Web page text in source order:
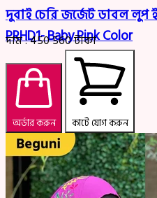
দুবাই চেরি জর্জেট ডাবল লুপ
PRHD1- Baby Pink Color
দাম :450560টাকা
অর্ডার করুন কার্টে যোগ করুন